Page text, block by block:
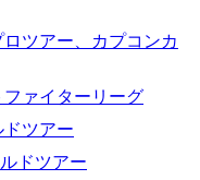
ツアー、カプコンカ
ファイターリーグ
ドツアー
ドツアー